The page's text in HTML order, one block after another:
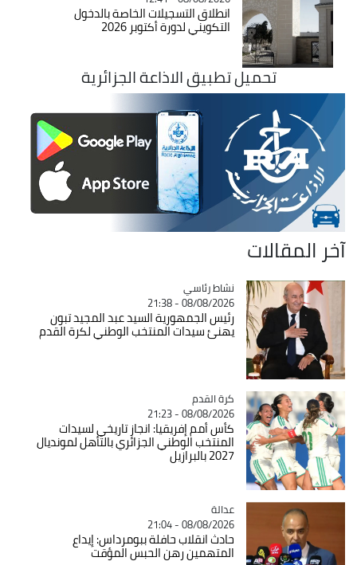
انطلاق التسجيلات الخاصة بالدخول
التكويني لدورة أكتوبر 2026
تحميل تطبيق الاذاعة الجزائرية
آخر المقالات
Catégorie
نشاط رئاسي
08/08/2026 - 21:38
رئيس الجمهورية السيد عبد المجيد تبون
يهنئ سيدات المنتخب الوطني لكرة القدم
Catégorie
كرة القدم
08/08/2026 - 21:23
كأس أمم إفريقيا: انجاز تاريخي لسيدات
المنتخب الوطني الجزائري بالتأهل لمونديال
2027 بالبرازيل
Catégorie
عدالة
08/08/2026 - 21:04
حادث انقلاب حافلة ببومرداس: إيداع
المتهمين رهن الحبس المؤقت